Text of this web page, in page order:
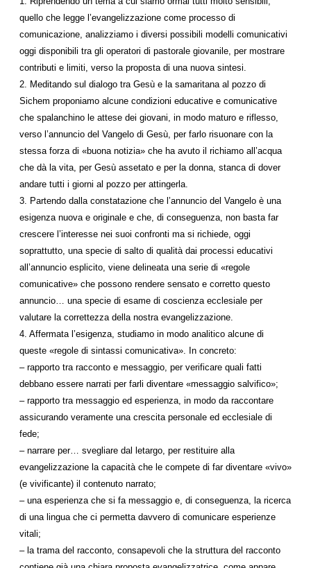
quello che legge l’evangelizzazione come processo di
comunicazione, analizziamo i diversi possibili modelli comunicativi
oggi disponibili tra gli operatori di pastorale giovanile, per mostrare
contributi e limiti, verso la proposta di una nuova sintesi.
2. Meditando sul dialogo tra Gesù e la samaritana al pozzo di
Sichem proponiamo alcune condizioni educative e comunicative
che spalanchino le attese dei giovani, in modo maturo e riflesso,
verso l’annuncio del Vangelo di Gesù, per farlo risuonare con la
stessa forza di «buona notizia» che ha avuto il richiamo all’acqua
che dà la vita, per Gesù assetato e per la donna, stanca di dover
andare tutti i giorni al pozzo per attingerla.
3. Partendo dalla constatazione che l’annuncio del Vangelo è una
esigenza nuova e originale e che, di conseguenza, non basta far
crescere l’interesse nei suoi confronti ma si richiede, oggi
soprattutto, una specie di salto di qualità dai processi educativi
all’annuncio esplicito, viene delineata una serie di «regole
comunicative» che possono rendere sensato e corretto questo
annuncio… una specie di esame di coscienza ecclesiale per
valutare la correttezza della nostra evangelizzazione.
4. Affermata l’esigenza, studiamo in modo analitico alcune di
queste «regole di sintassi comunicativa». In concreto:
– rapporto tra racconto e messaggio, per verificare quali fatti
debbano essere narrati per farli diventare «messaggio salvifico»;
– rapporto tra messaggio ed esperienza, in modo da raccontare
assicurando veramente una crescita personale ed ecclesiale di
fede;
– narrare per… svegliare dal letargo, per restituire alla
evangelizzazione la capacità che le compete di far diventare «vivo»
(e vivificante) il contenuto narrato;
– una esperienza che si fa messaggio e, di conseguenza, la ricerca
di una lingua che ci permetta davvero di comunicare esperienze
vitali;
– la trama del racconto, consapevoli che la struttura del racconto